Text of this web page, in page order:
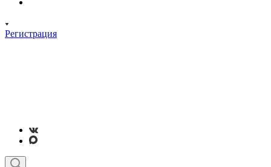
Регистрация